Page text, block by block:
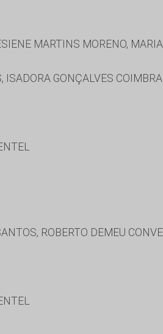
MARTINS MORENO,
GONÇALVES
ROBERTO DEMEU